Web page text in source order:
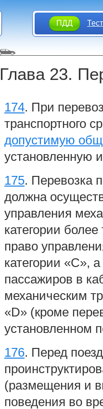
ПДД
Глава 23.
174. При
транспортного
допустимую
установленную
175. Перевозка
должна
управления
категории
право
категории «С»,
пассажиров в
механическим
«D» (кроме
установленном
176. Перед
(размещения и
поведения во